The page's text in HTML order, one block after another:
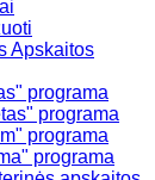
Apskaitos
programa
programa
programa
programa